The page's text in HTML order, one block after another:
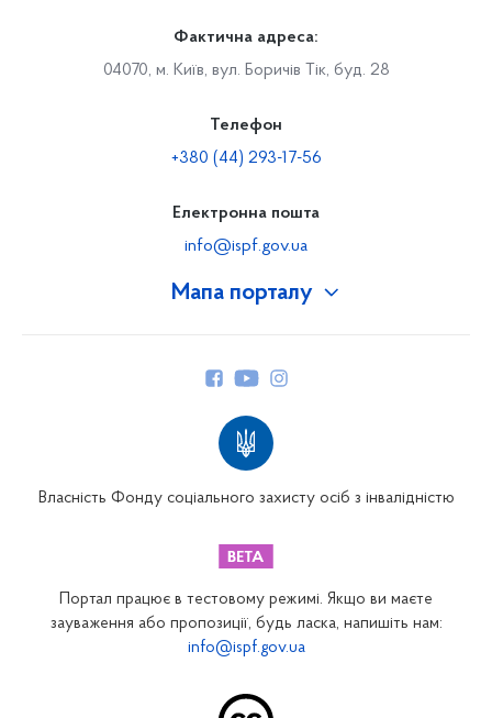
Мапа порталу
Закарпатське відділення
Запорізьке відділення
Фактична адреса:
04070, м. Київ, вул. Боричів Тік, буд. 28
Телефон
+380 (44) 293-17-56
Електронна пошта
info@ispf.gov.ua
Власність Фонду соціального захисту осіб з інвалідністю
Портал працює в тестовому режимі. Якщо ви маєте
зауваження або пропозиції, будь ласка, напишіть нам:
info@ispf.gov.ua